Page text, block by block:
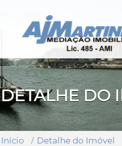
DETALHE DO
Início Detalhe do Imóvel